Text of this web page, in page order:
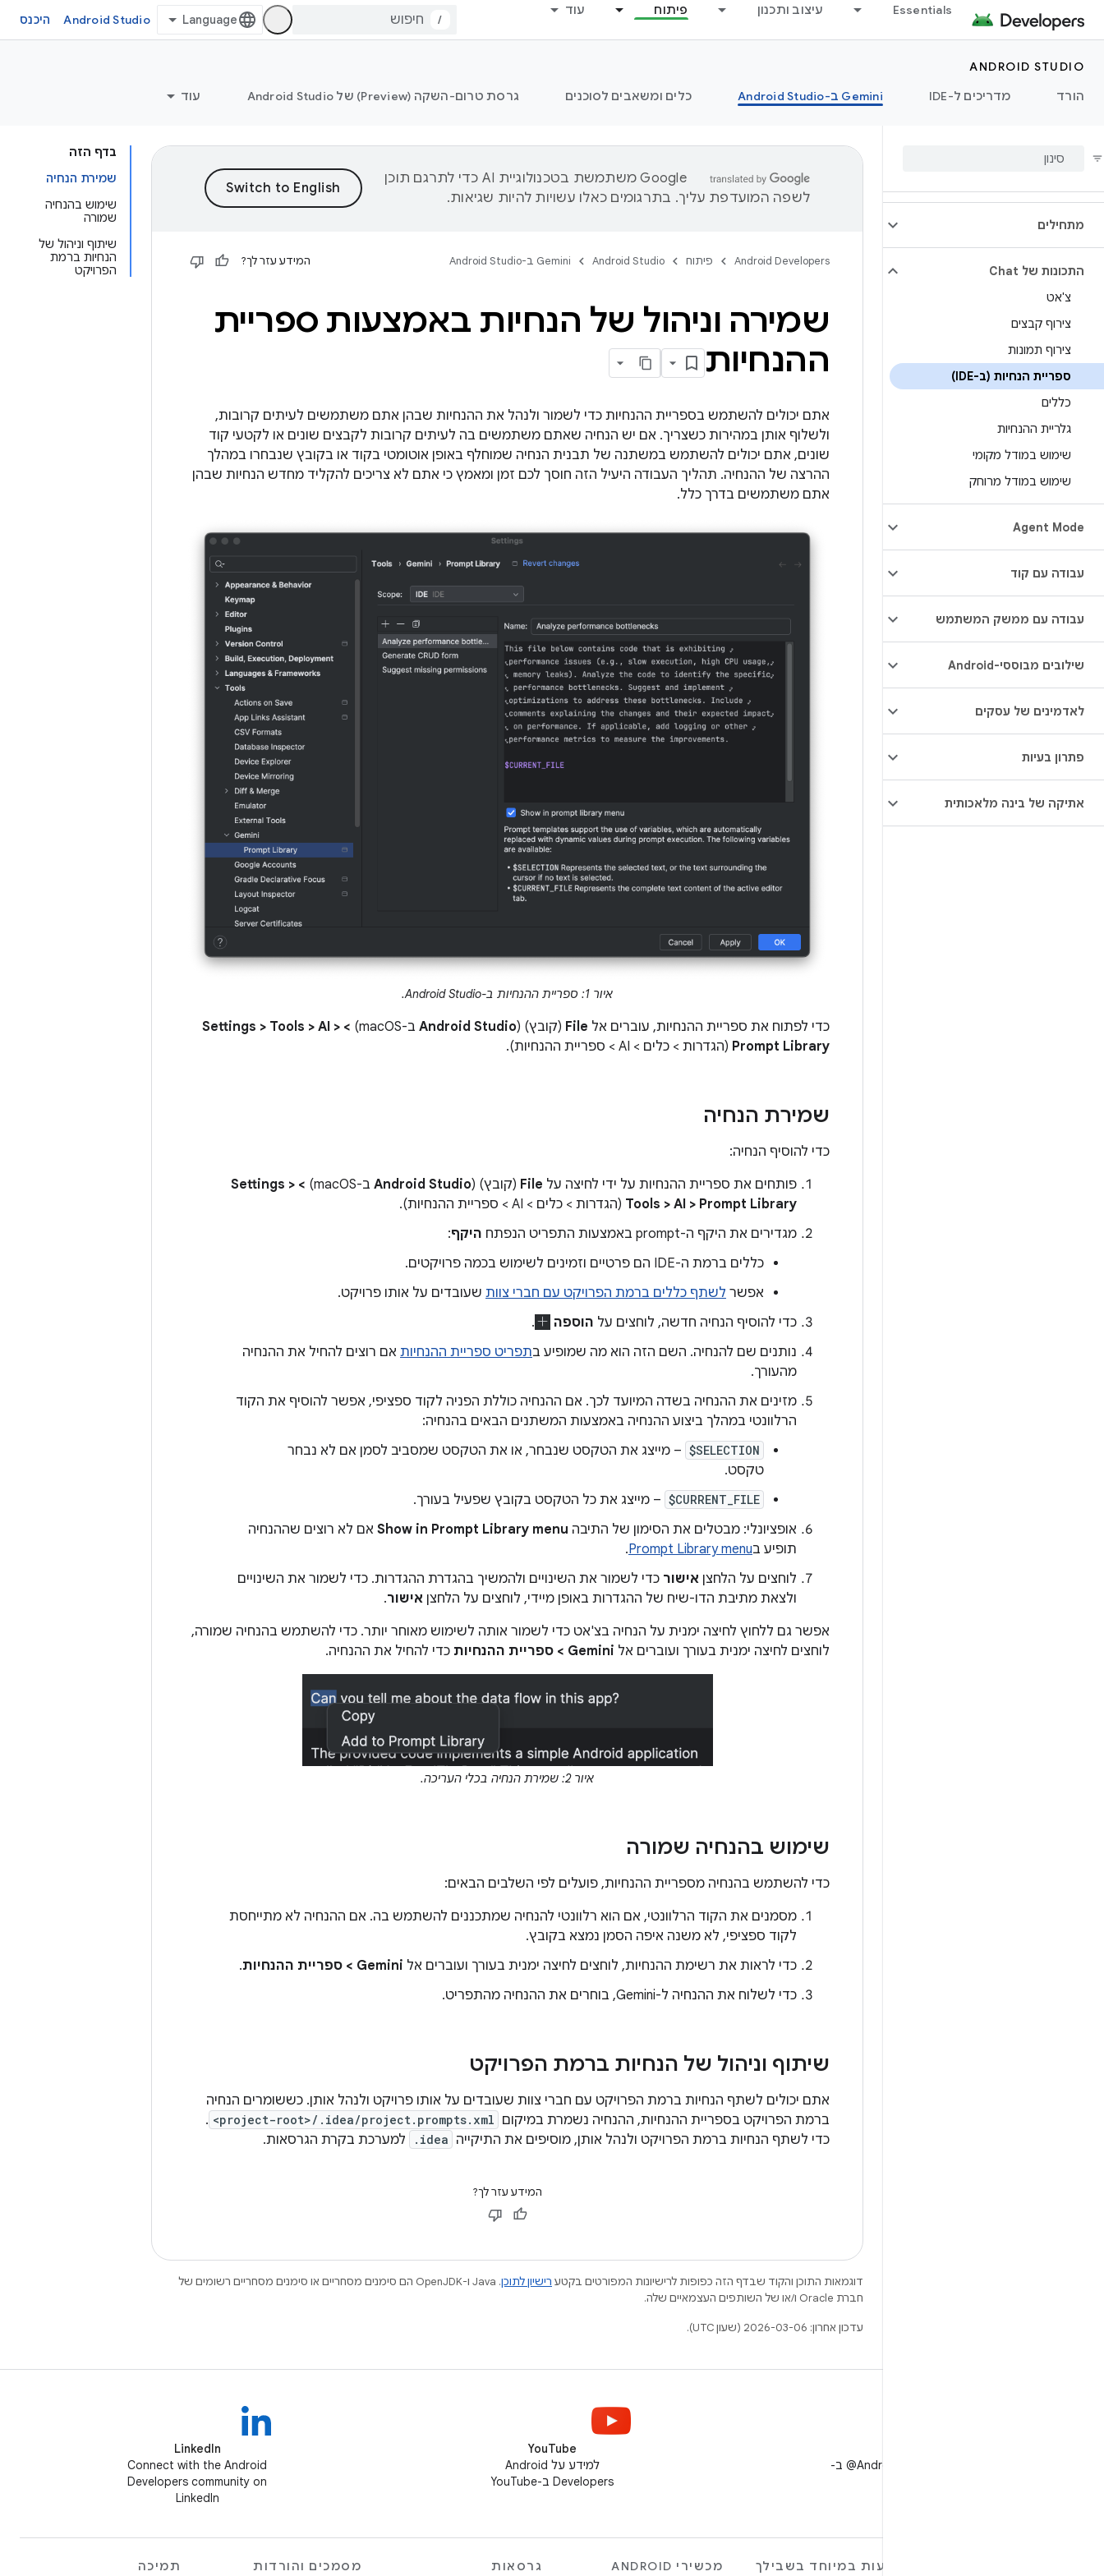
Essentials עיצוב ותכנון פיתוח עוד
/
Android Studio היכנס
ANDROID STUDIO
הורד
מדריכים ל-IDE ‫Gemini ב-Android Studio כלים ומשאבים לסוכנים גרסת טרום-השקה (Preview) של Android Studio עוד
מתחילים
התכונות של Chat
צ'אט
צירוף קבצים
צירוף תמונות
ספריית הנחיות (ב-IDE)
כללים
גלריית ההנחיות
שימוש במודל מקומי
שימוש במודל מרוחק
Agent Mode
עבודה עם קוד
עבודה עם ממשק המשתמש
שילובים מבוססי-Android
לאדמינים של עסקים
פתרון בעיות
אתיקה של בינה מלאכותית
בדף הזה
שמירת הנחיה
שימוש בהנחיה
שמורה
שיתוף וניהול של
הנחיות ברמת
הפרויקט
‫Google משתמשת בטכנולוגיית AI כדי לתרגם תוכן
לשפה המועדפת עליך. בתרגומים כאלו עשויות להיות שגיאות.
Android Developers פיתוח Android Studio ‫Gemini ב-Android Studio המידע עזר לך?
שמירה וניהול של הנחיות באמצעות ספריית
ההנחיות
אתם יכולים להשתמש בספריית ההנחיות כדי לשמור ולנהל את ההנחיות שבהן אתם משתמשים לעיתים קרובות,
ולשלוף אותן במהירות כשצריך. אם יש הנחיה שאתם משתמשים בה לעיתים קרובות לקבצים שונים או לקטעי קוד
שונים, אתם יכולים להשתמש במשתנה של תבנית הנחיה שמוחלף באופן אוטומטי בקוד או בקובץ שנבחרו במהלך
ההרצה של ההנחיה. תהליך העבודה היעיל הזה חוסך לכם זמן ומאמץ כי אתם לא צריכים להקליד מחדש הנחיות שבהן
אתם משתמשים בדרך כלל.
איור 1: ספריית ההנחיות ב-Android Studio.
כדי לפתוח את ספריית ההנחיות, עוברים אל File (קובץ) (Android Studio ב-macOS)
> Settings > Tools > AI >
Prompt Library (הגדרות > כלים > AI > ספריית ההנחיות).
שמירת הנחיה
כדי להוסיף הנחיה:
פותחים את ספריית ההנחיות על ידי לחיצה על File (קובץ) (Android Studio ב-macOS)
> Settings >
Tools > AI > Prompt Library (הגדרות > כלים > AI > ספריית ההנחיות).
מגדירים את היקף ה-prompt באמצעות התפריט הנפתח
היקף:
כללים ברמת ה-IDE הם פרטיים וזמינים לשימוש בכמה פרויקטים.
אפשר לשתף כללים ברמת הפרויקט עם חברי צוות שעובדים על אותו פרויקט.
כדי להוסיף הנחיה חדשה, לוחצים על הוספה
.
נותנים שם להנחיה. השם הזה הוא מה שמופיע בתפריט ספריית ההנחיות אם רוצים להחיל את ההנחיה
מהעורך.
מזינים את ההנחיה בשדה המיועד לכך. אם ההנחיה כוללת הפניה לקוד ספציפי, אפשר להוסיף את הקוד
הרלוונטי במהלך ביצוע ההנחיה באמצעות המשתנים הבאים בהנחיה:
$SELECTION – מייצג את הטקסט שנבחר, או את הטקסט שמסביב לסמן אם לא נבחר
טקסט.
$CURRENT_FILE – מייצג את כל הטקסט בקובץ שפעיל בעורך.
אופציונלי: מבטלים את הסימון של התיבה Show in Prompt Library menu אם לא רוצים שההנחיה
תופיע בPrompt Library menu
.
לוחצים על הלחצן אישור כדי לשמור את השינויים ולהמשיך בהגדרת ההגדרות. כדי לשמור את השינויים
ולצאת מתיבת הדו-שיח של ההגדרות באופן מיידי, לוחצים על הלחצן אישור.
אפשר גם ללחוץ לחיצה ימנית על הנחיה בצ'אט כדי לשמור אותה לשימוש מאוחר יותר. כדי להשתמש בהנחיה שמורה,
לוחצים לחיצה ימנית בעורך ועוברים אל Gemini > ספריית ההנחיות כדי להחיל את ההנחיה.
איור 2: שמירת הנחיה בכלי העריכה.
שימוש בהנחיה שמורה
כדי להשתמש בהנחיה מספריית ההנחיות, פועלים לפי השלבים הבאים:
מסמנים את הקוד הרלוונטי, אם הוא רלוונטי להנחיה שמתכננים להשתמש בה. אם ההנחיה לא מתייחסת
לקוד ספציפי, לא משנה איפה הסמן נמצא בקובץ.
כדי לראות את רשימת ההנחיות, לוחצים לחיצה ימנית בעורך ועוברים אל Gemini > ספריית ההנחיות
.
כדי לשלוח את ההנחיה ל-Gemini, בוחרים את ההנחיה מהתפריט.
שיתוף וניהול של הנחיות ברמת הפרויקט
אתם יכולים לשתף הנחיות ברמת הפרויקט עם חברי צוות שעובדים על אותו פרויקט ולנהל אותן. כששומרים הנחיה
ברמת הפרויקט בספריית ההנחיות, ההנחיה נשמרת במיקום <project-root>/.idea/project.prompts.xml
.
כדי לשתף הנחיות ברמת הפרויקט ולנהל אותן, מוסיפים את התיקייה .idea למערכת בקרת הגרסאות.
המידע עזר לך?
דוגמאות התוכן והקוד שבדף הזה כפופות לרישיונות המפורטים בקטע רישיון לתוכן
.‏ Java ו-OpenJDK הם סימנים מסחריים או סימנים מסחריים רשומים של
חברת Oracle ו/או של השותפים העצמאיים שלה.
עדכון אחרון: 2026-03-06 (שעון UTC).
למעקב אחר ‎@AndroidDev ב-
YouTube
למידע על Android
Developers ב-YouTube
LinkedIn
Connect with the Android
Developers community on
LinkedIn
הצעות במיוחד בשבילך מכשירי ANDROID גרסאות מסמכים והורדות תמיכה